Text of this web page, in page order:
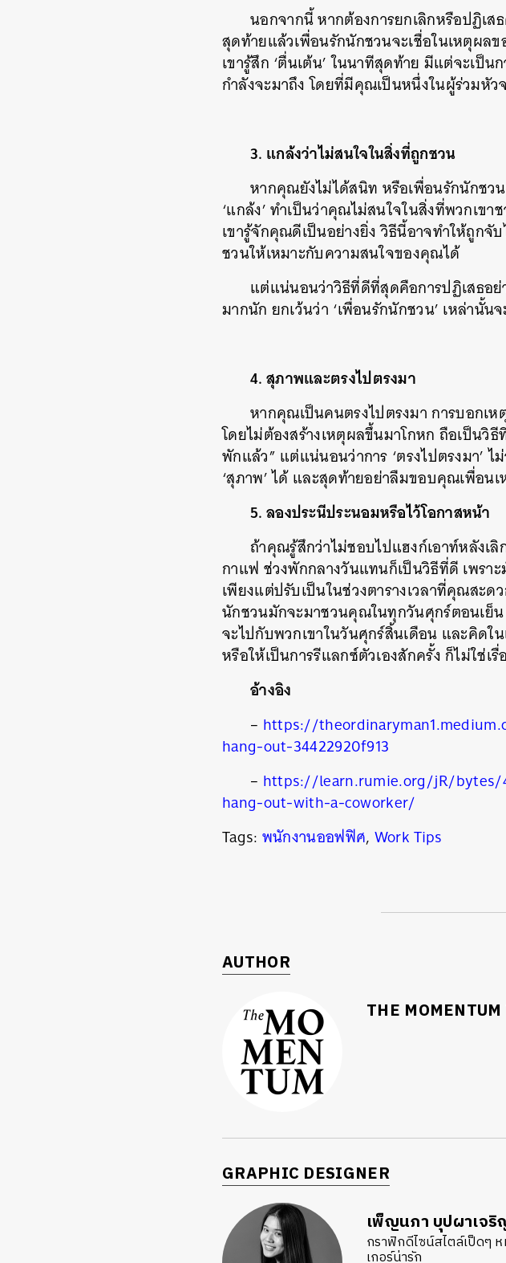
นอกจากนี้ หากต้องการยกเลิกหรือปฏิเ
สุดท้ายแล้วเพื่อนรักนักชวนจะเชื่อในเหตุผล
เขารู้สึก ‘ตื่นเต้น’ ในนาทีสุดท้าย มีแต่จะเป็
กำลังจะมาถึง โดยที่มีคุณเป็นหนึ่งในผู้ร่วมหั
3. แกล้งว่าไม่สนใจในสิ่งที่ถูกชวน
หากคุณยังไม่ได้สนิท หรือเพื่อนรักนักชว
‘แกล้ง’ ทำเป็นว่าคุณไม่สนใจในสิ่งที่พวกเ
เขารู้จักคุณดีเป็นอย่างยิ่ง วิธีนี้อาจทำให้ถูกจั
ชวนให้เหมาะกับความสนใจของคุณได้
แต่แน่นอนว่าวิธีที่ดีที่สุดคือการปฏิเสธอ
มากนัก ยกเว้นว่า ‘เพื่อนรักนักชวน’ เหล่านั้
4.สุภาพและตรงไปตรงมา
หากคุณเป็นคนตรงไปตรงมา การบอกเ
โดยไม่ต้องสร้างเหตุผลขึ้นมาโกหก ถือเป็นวิ
พักแล้ว” แต่แน่นอนว่าการ ‘ตรงไปตรงมา’
‘สุภาพ’ ได้ และสุดท้ายอย่าลืมขอบคุณเพื่อ
5. ลองประนีประนอมหรือไว้โอกาสหน้า
ถ้าคุณรู้สึกว่าไม่ชอบไปแฮงก์เอาท์หลังเลิ
กาแฟ ช่วงพักกลางวันแทนก็เป็นวิธีที่ดี เพรา
เพียงแต่ปรับเป็นในช่วงตารางเวลาที่คุณสะ
นักชวนมักจะมาชวนคุณในทุกวันศุกร์ตอนเย็
จะไปกับพวกเขาในวันศุกร์สิ้นเดือน และคิด
หรือให้เป็นการรีแลกซ์ตัวเองสักครั้ง ก็ไม่ใช่เรื่
อ้างอิง
– https://
hang-out-34422920f913
– https://learn.rumie.org/jR/
hang-out-with-a-coworker/
Tags: พนักงานออฟฟิศ, Work Tips
AUTHOR
THE
GRAPHIC DESIGNER
เพ็ญนภา บุปผาเจ
กราฟิกดีไซน์สไตล์เป็ดๆ
เกอร์น่ารัก
SHARE